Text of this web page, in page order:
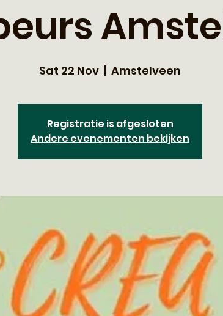
Sat 22 Nov Amstelveen
Registratie is afgesloten
Andere evenementen bekijken